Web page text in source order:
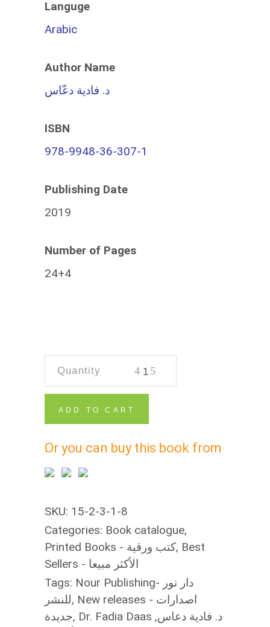
Languge
Arabic
Author Name
د. فادية دعّاس
ISBN
978-9948-36-307-1
Publishing Date
2019
Number of Pages
24+4
quantity
ADD TO CART
SKU: 15-2-3-1-8
Categories: Book catalogue,
Printed Books - كتب ورقية, Best
Sellers - الأكثر مبيعا
Tags: Nour Publishing- دار نور
للنشر, New releases - اصدارات
جديدة, Dr. Fadia Daas د. فادية دعاس,